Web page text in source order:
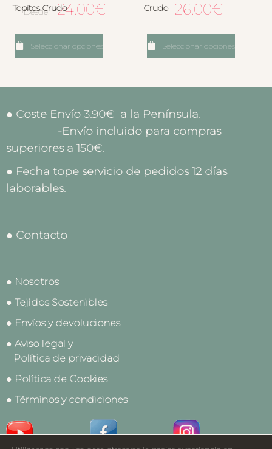
Topitos Crudo
Desde:124.00€
Seleccionar opciones
Crudo126.00€
Seleccionar opciones
● Coste Envío 3.90€ a la Península.
-Envío incluido para compras
superiores a 150€.
● Fecha tope servicio de pedidos 12 días
laborables.
● Contacto
● Nosotros
● Tejidos Sostenibles
● Envíos y devoluciones
● Aviso legal y
Política de privacidad
● Política de Cookies
● Términos y condiciones